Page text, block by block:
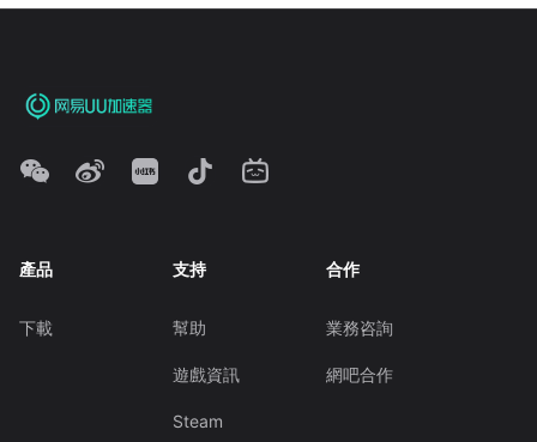
產品
下載
支持
幫助
遊戲資訊
Steam
合作
業務咨詢
網吧合作